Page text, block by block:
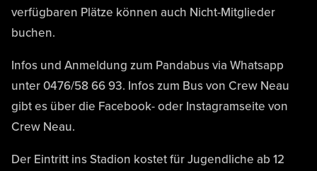
verfügbaren Plätze können auch Nicht-Mitglieder
buchen.
Infos und Anmeldung zum Pandabus via Whatsapp
unter 0476/58 66 93. Infos zum Bus von Crew Neau
gibt es über die Facebook- oder Instagramseite von
Crew Neau.
Der Eintritt ins Stadion kostet für Jugendliche ab 12